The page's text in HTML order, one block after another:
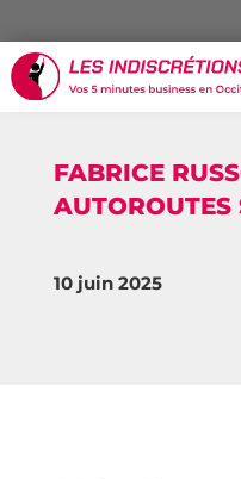
FABRICE
AUTOROUTES
10 juin 2025